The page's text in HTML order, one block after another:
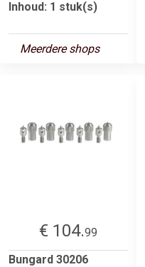
Inhoud: 1 stuk(s)
Meerdere shops
€ 104.99
Bungard 30206